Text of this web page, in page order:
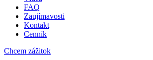
FAQ
Zaujímavosti
Kontakt
Cenník
Chcem zážitok